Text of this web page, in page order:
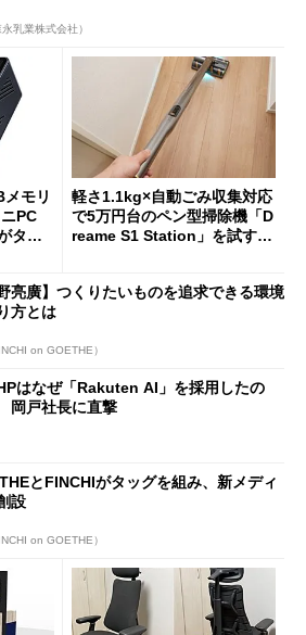
乳業株式会社）
モリ
PC
タイ
軽さ1.1kg×自動ごみ収集対応
で5万円台のペン型掃除機「D
reame S1 Station」を試す
野亮廣】つくりたいものを追求できる環境
方とは
on GOETHE）
はなぜ「Rakuten AI」を採用したの
戸社長に直撃
とFINCHIがタッグを組み、新メディ
設
on GOETHE）